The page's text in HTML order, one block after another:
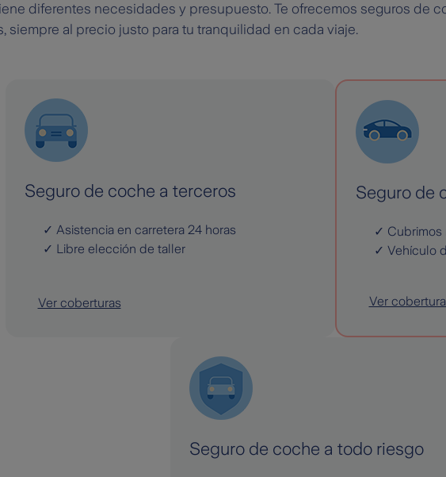
diferentes necesidades y presupuesto. Te ofrecemos seguros de
siempre al precio justo para tu tranquilidad en cada viaje.
Seguro de coche a terceros
Asistencia en carretera 24 horas
Libre elección de taller
Ver coberturas
Seguro de
Cubrimos
Vehículo
Ver
Seguro de coche a todo riesgo